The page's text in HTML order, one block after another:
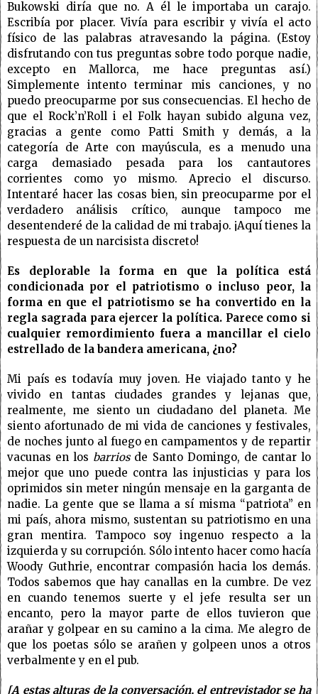
Bukowski diría que no. A él le importaba un carajo.
Escribía por placer. Vivía para escribir y vivía el acto
físico de las palabras atravesando la página. (Estoy
disfrutando con tus preguntas sobre todo porque nadie,
excepto en Mallorca, me hace preguntas así.)
Simplemente intento terminar mis canciones, y no
puedo preocuparme por sus consecuencias. El hecho de
que el Rock’n’Roll i el Folk hayan subido alguna vez,
gracias a gente como Patti Smith y demás, a la
categoría de Arte con mayúscula, es a menudo una
carga demasiado pesada para los cantautores
corrientes como yo mismo. Aprecio el discurso.
Intentaré hacer las cosas bien, sin preocuparme por el
verdadero análisis crítico, aunque tampoco me
desentenderé de la calidad de mi trabajo. ¡Aquí tienes la
respuesta de un narcisista discreto!
Es deplorable la forma en que la política está
condicionada por el patriotismo o incluso peor, la
forma en que el patriotismo se ha convertido en la
regla sagrada para ejercer la política. Parece como si
cualquier remordimiento fuera a mancillar el cielo
estrellado de la bandera americana, ¿no?
Mi país es todavía muy joven. He viajado tanto y he
vivido en tantas ciudades grandes y lejanas que,
realmente, me siento un ciudadano del planeta. Me
siento afortunado de mi vida de canciones y festivales,
de noches junto al fuego en campamentos y de repartir
vacunas en los barriosde Santo Domingo, de cantar lo
mejor que uno puede contra las injusticias y para los
oprimidos sin meter ningún mensaje en la garganta de
nadie. La gente que se llama a sí misma “patriota” en
mi país, ahora mismo, sustentan su patriotismo en una
gran mentira. Tampoco soy ingenuo respecto a la
izquierda y su corrupción. Sólo intento hacer como hacía
Woody Guthrie, encontrar compasión hacia los demás.
Todos sabemos que hay canallas en la cumbre. De vez
en cuando tenemos suerte y el jefe resulta ser un
encanto, pero la mayor parte de ellos tuvieron que
arañar y golpear en su camino a la cima. Me alegro de
que los poetas sólo se arañen y golpeen unos a otros
verbalmente y en el pub.
[A estas alturas de la conversación, el entrevistador se ha